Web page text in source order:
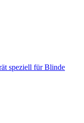
speziell für Blinde